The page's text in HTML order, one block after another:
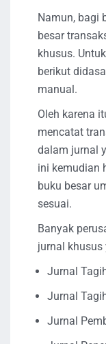
Namun, bagi
besar
khusus.
berikut
manual.
Oleh karena
mencatat
dalam jurnal
ini kemudian
buku besar
sesuai.
Banyak
jurnal khusus
Jurnal
Jurnal
Jurnal